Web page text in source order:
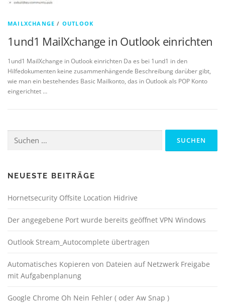
MAILXCHANGE / OUTLOOK
1und1 MailXchange in Outlook einrichten
1und1 MailXchange in Outlook einrichten Da es bei 1und1 in den
Hilfedokumenten keine zusammenhängende Beschreibung darüber gibt,
wie man ein bestehendes Basic Mailkonto, das in Outlook als POP Konto
eingerichtet …
nach:
NEUESTE BEITRÄGE
Hornetsecurity Offsite Location Hidrive
Der angegebene Port wurde bereits geöffnet VPN Windows
Outlook Stream_Autocomplete übertragen
Automatisches Kopieren von Dateien auf Netzwerk Freigabe
mit Aufgabenplanung
Google Chrome Oh Nein Fehler ( oder Aw Snap )